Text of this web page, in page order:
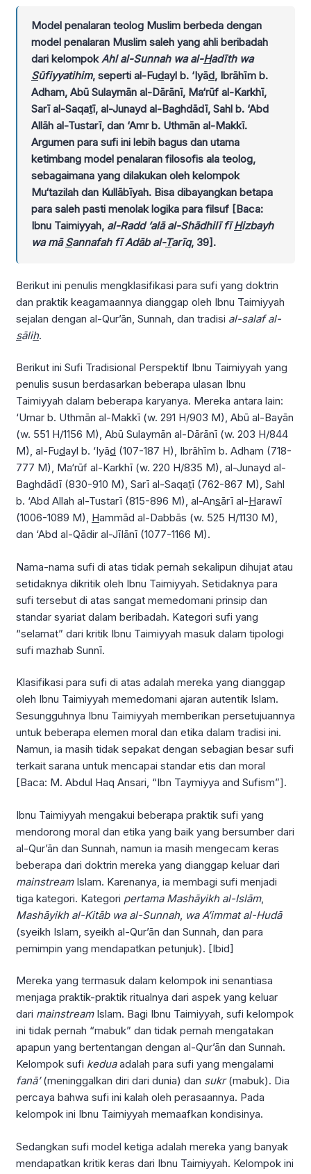
Model penalaran teolog Muslim berbeda dengan
model penalaran Muslim saleh yang ahli beribadah
dari kelompok Ahl al-Sunnah wa al-Hadīth wa
Sūfiyyatihim, seperti al-Fudayl b. ‘Iyād, Ibrāhīm b.
Adham, Abū Sulaymān al-Dārānī, Ma‘rūf al-Karkhī,
Sarī al-Saqatī, al-Junayd al-Baghdādī, Sahl b. ‘Abd
Allāh al-Tustarī, dan ‘Amr b. Uthmān al-Makkī.
Argumen para sufi ini lebih bagus dan utama
ketimbang model penalaran filosofis ala teolog,
sebagaimana yang dilakukan oleh kelompok
Mu‘tazilah dan Kullābīyah. Bisa dibayangkan betapa
para saleh pasti menolak logika para filsuf [Baca:
Ibnu Taimiyyah, al-Radd ‘alā al-Shādhilī fīHizbayh
wa māSannafah fī Adāb al-Tarīq, 39].
Berikut ini penulis mengklasifikasi para sufi yang doktrin
dan praktik keagamaannya dianggap oleh Ibnu Taimiyyah
sejalan dengan al-Qur’ān, Sunnah, dan tradisi al-salaf al-
sālih.
Berikut ini Sufi Tradisional Perspektif Ibnu Taimiyyah yang
penulis susun berdasarkan beberapa ulasan Ibnu
Taimiyyah dalam beberapa karyanya. Mereka antara lain:
‘Umar b. Uthmān al-Makkī (w. 291 H/903 M), Abū al-Bayān
(w. 551 H/1156 M), Abū Sulaymān al-Dārānī (w. 203 H/844
M), al-Fudayl b. ‘Iyād (107-187 H), Ibrāhīm b. Adham (718-
777 M), Ma‘rūf al-Karkhī (w. 220 H/835 M), al-Junayd al-
Baghdādī (830-910 M), Sarī al-Saqatī (762-867 M), Sahl
b. ‘Abd Allah al-Tustarī (815-896 M), al-Ansārī al-Harawī
(1006-1089 M), Hammād al-Dabbās (w. 525 H/1130 M),
dan ‘Abd al-Qādir al-Jīlānī (1077-1166 M).
Nama-nama sufi di atas tidak pernah sekalipun dihujat atau
setidaknya dikritik oleh Ibnu Taimiyyah. Setidaknya para
sufi tersebut di atas sangat memedomani prinsip dan
standar syariat dalam beribadah. Kategori sufi yang
“selamat” dari kritik Ibnu Taimiyyah masuk dalam tipologi
sufi mazhab Sunnī.
Klasifikasi para sufi di atas adalah mereka yang dianggap
oleh Ibnu Taimiyyah memedomani ajaran autentik Islam.
Sesungguhnya Ibnu Taimiyyah memberikan persetujuannya
untuk beberapa elemen moral dan etika dalam tradisi ini.
Namun, ia masih tidak sepakat dengan sebagian besar sufi
terkait sarana untuk mencapai standar etis dan moral
[Baca: M. Abdul Haq Ansari, “Ibn Taymiyya and Sufism”].
Ibnu Taimiyyah mengakui beberapa praktik sufi yang
mendorong moral dan etika yang baik yang bersumber dari
al-Qur’ān dan Sunnah, namun ia masih mengecam keras
beberapa dari doktrin mereka yang dianggap keluar dari
mainstream Islam. Karenanya, ia membagi sufi menjadi
tiga kategori. Kategori pertama Mashāyikh al-Islām,
Mashāyikh al-Kitāb wa al-Sunnah, wa A’immat al-Hudā
(syeikh Islam, syeikh al-Qur’ān dan Sunnah, dan para
pemimpin yang mendapatkan petunjuk). [Ibid]
Mereka yang termasuk dalam kelompok ini senantiasa
menjaga praktik-praktik ritualnya dari aspek yang keluar
dari mainstream Islam. Bagi Ibnu Taimiyyah, sufi kelompok
ini tidak pernah “mabuk” dan tidak pernah mengatakan
apapun yang bertentangan dengan al-Qur’ān dan Sunnah.
Kelompok sufi keduaadalah para sufi yang mengalami
fanā’(meninggalkan diri dari dunia) dan sukr(mabuk). Dia
percaya bahwa sufi ini kalah oleh perasaannya. Pada
kelompok ini Ibnu Taimiyyah memaafkan kondisinya.
Sedangkan sufi model ketiga adalah mereka yang banyak
mendapatkan kritik keras dari Ibnu Taimiyyah. Kelompok ini